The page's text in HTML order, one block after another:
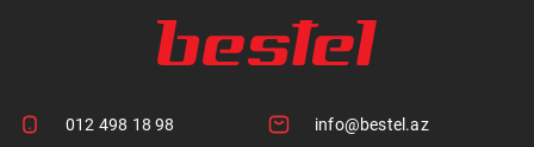
012 498 18 98 info@bestel.az